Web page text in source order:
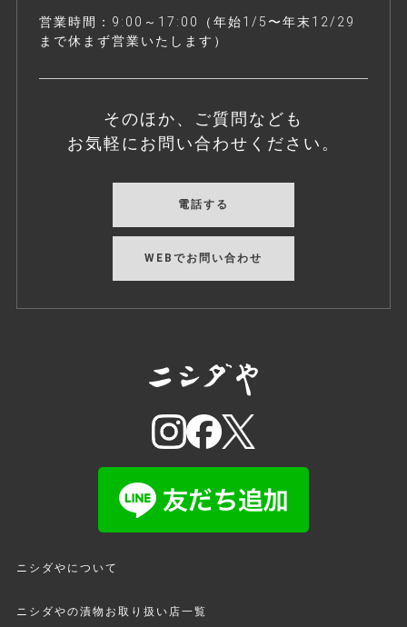
営業時間：9:00～17:00（年始1/5〜年末12/29
まで休まず営業いたします）
そのほか、ご質問なども
お気軽にお問い合わせください。
電話する
WEBでお問い合わせ
ニシダやについて
ニシダやの漬物お取り扱い店一覧